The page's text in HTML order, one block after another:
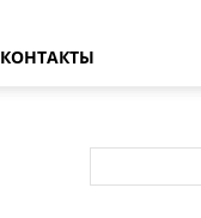
КОНТАКТЫ